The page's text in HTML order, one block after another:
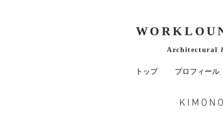
Architectural
トップ プロフィール